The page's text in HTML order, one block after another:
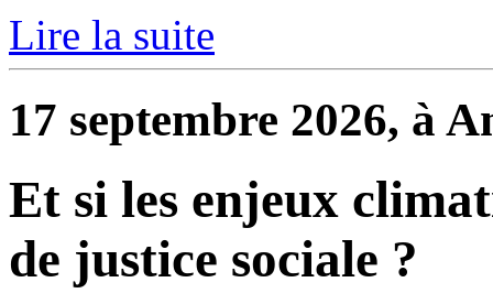
Lire la suite
17 septembre 2026, à
Et si les enjeux
de justice sociale ?